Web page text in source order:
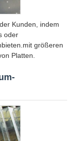
Kunden, indem
oder
größeren
Platten.